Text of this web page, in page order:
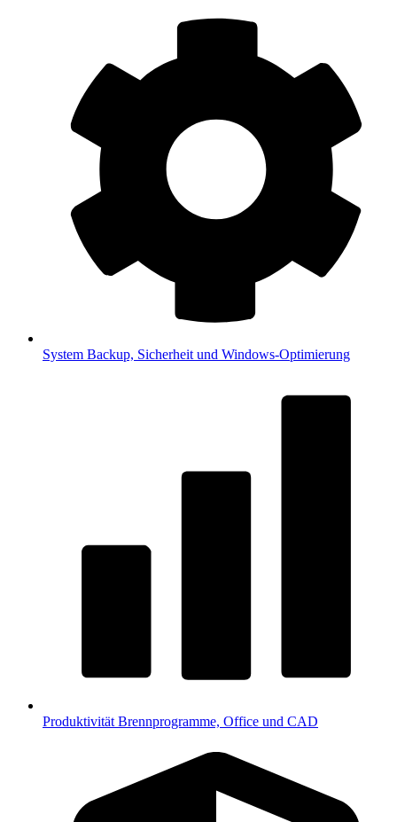
System Backup, Sicherheit und Windows-Optimierung
Produktivität Brennprogramme, Office und CAD